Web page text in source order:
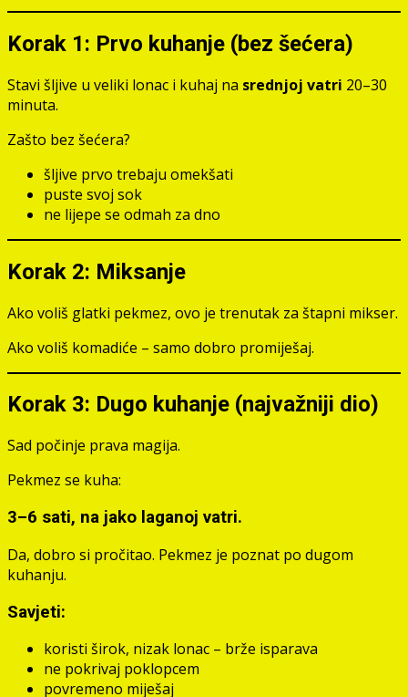
Korak 1: Prvo kuhanje (bez šećera)
Stavi šljive u veliki lonac i kuhaj na srednjoj vatri 20–30
minuta.
Zašto bez šećera?
šljive prvo trebaju omekšati
puste svoj sok
ne lijepe se odmah za dno
Korak 2: Miksanje
Ako voliš glatki pekmez, ovo je trenutak za štapni mikser.
Ako voliš komadiće – samo dobro promiješaj.
Korak 3: Dugo kuhanje (najvažniji dio)
Sad počinje prava magija.
Pekmez se kuha:
3–6 sati, na jako laganoj vatri.
Da, dobro si pročitao. Pekmez je poznat po dugom
kuhanju.
Savjeti:
koristi širok, nizak lonac – brže isparava
ne pokrivaj poklopcem
povremeno miješaj